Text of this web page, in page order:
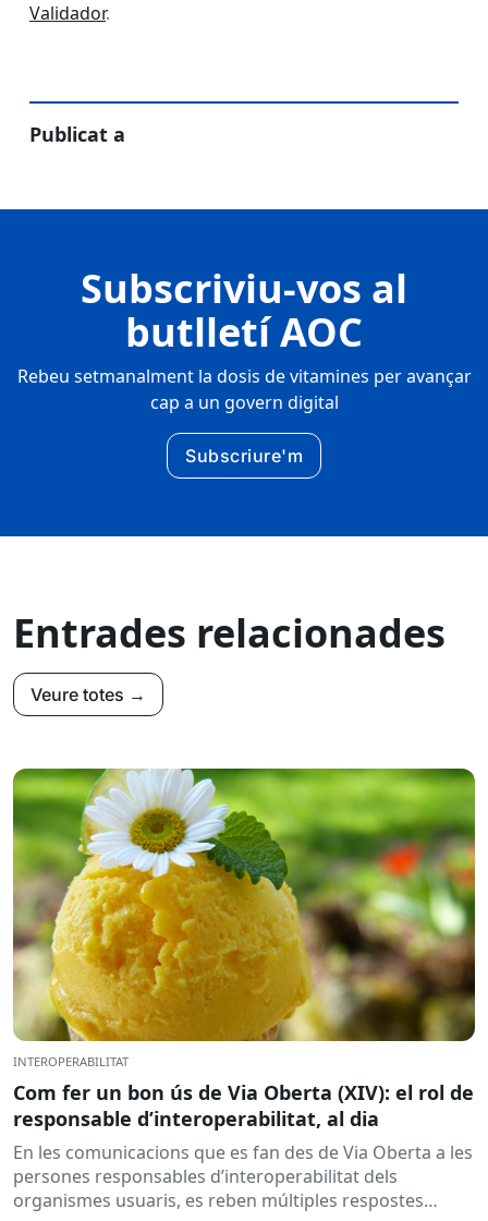
Validador.
Publicat a
Subscriviu-vos al
butlletí AOC
Rebeu setmanalment la dosis de vitamines per avançar
cap a un govern digital
Subscriure'm
Entrades relacionades
Veure totes →
INTEROPERABILITAT
Com fer un bon ús de Via Oberta (XIV): el rol de
responsable d’interoperabilitat, al dia
En les comunicacions que es fan des de Via Oberta a les
persones responsables d’interoperabilitat dels
organismes usuaris, es reben múltiples respostes